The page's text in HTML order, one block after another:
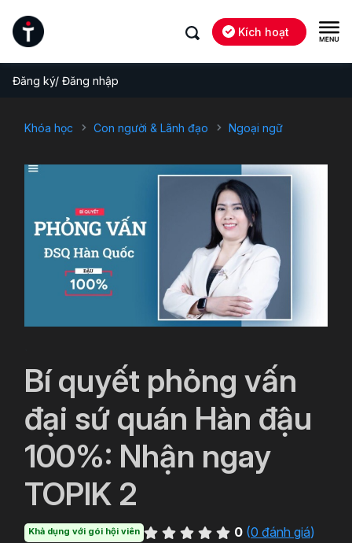
Kích hoạt
Đăng ký/ Đăng nhập
Khóa học Con người & Lãnh đạo Ngoại ngữ
Bí quyết phỏng vấn
đại sứ quán Hàn đậu
100%: Nhận ngay
TOPIK 2
Khả dụng với gói hội viên 0 (0 đánh giá)